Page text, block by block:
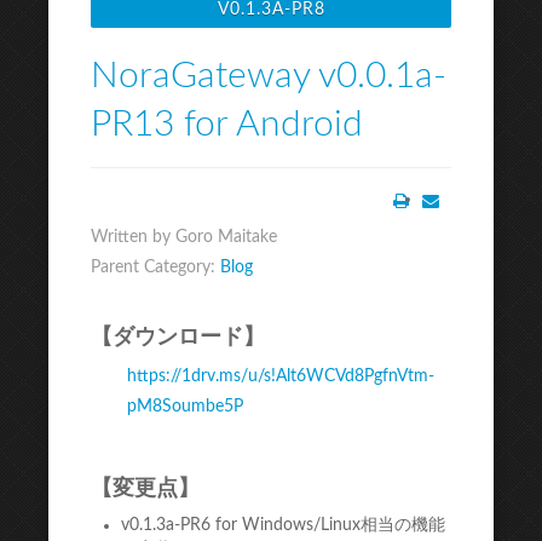
V0.1.3A-PR8
NoraGateway v0.0.1a-
PR13 for Android
Written by Goro Maitake
Parent Category: Blog
【ダウンロード】
https://1drv.ms/u/s!Alt6WCVd8PgfnVtm-
pM8Soumbe5P
【変更点】
v0.1.3a-PR6 for Windows/Linux相当の機能